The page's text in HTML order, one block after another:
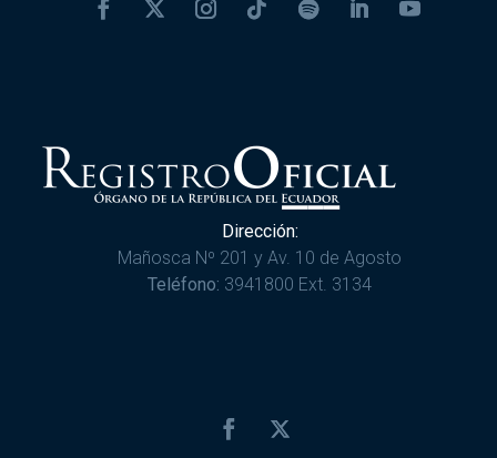
Dirección:
Mañosca Nº 201 y Av. 10 de Agosto
Teléfono: 3941800 Ext. 3134